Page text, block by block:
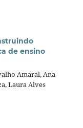
de ensino
Amaral, Ana
Laura Alves